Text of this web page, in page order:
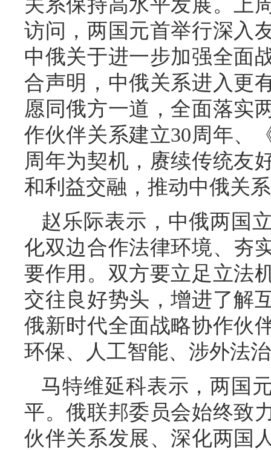
关系保持高水平发展。上
访问，两国元首举行深入
中俄关于进一步加强全面
合声明，中俄关系进入更
愿同俄方一道，全面落实
作伙伴关系建立30周年、
周年为契机，赓续传统友
和利益交融，推动中俄关
赵乐际表示，中俄两国
化双边合作法律环境、夯
要作用。双方要立足立法
交往良好势头，增进了解
俄新时代全面战略协作伙
环保、人工智能、涉外法
马特维延科表示，两国
平。俄联邦委员会始终致
伙伴关系发展、深化两国